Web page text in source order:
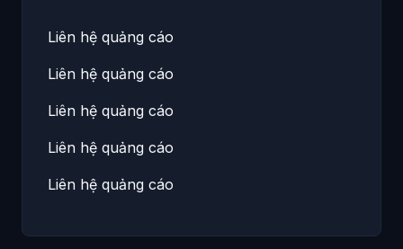
Liên hệ quảng cáo
Liên hệ quảng cáo
Liên hệ quảng cáo
Liên hệ quảng cáo
Liên hệ quảng cáo